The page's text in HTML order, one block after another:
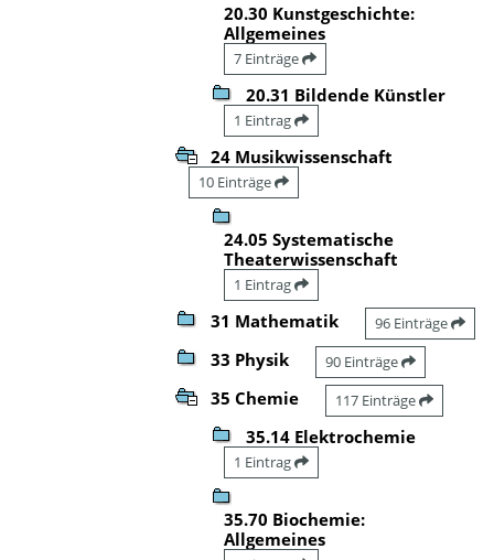
20.30 Kunstgeschichte:
Allgemeines
7 Einträge
20.31 Bildende Künstler
1 Eintrag
24 Musikwissenschaft
10 Einträge
24.05 Systematische
Theaterwissenschaft
1 Eintrag
31 Mathematik 96 Einträge
33 Physik 90 Einträge
35 Chemie 117 Einträge
35.14 Elektrochemie
1 Eintrag
35.70 Biochemie:
Allgemeines